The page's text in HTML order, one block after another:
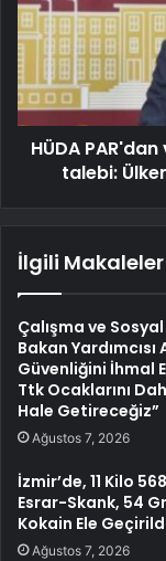
HÜDA
talebi:
İlgili Makaleler
Çalışma ve
Bakan Yardımcısı
Güvenliğini İhmal
Ttk Ocaklarını
Hale Getireceğiz”
Ağustos 7, 2026
İzmir’de, 11 Kilo
Esrar-Skank, 54
Kokain Ele
Ağustos 7, 2026